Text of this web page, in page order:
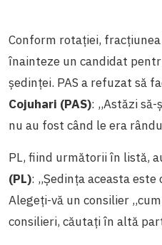
Conform rotației,
înainteze un candidat
ședinței. PAS a refuzat să
Cojuhari (PAS): ,,Astăzi
nu au fost când le era
PL, fiind următorii în listă,
(PL): ,,Ședința aceasta
Alegeți-vă un consilier
consilieri, căutați în altă